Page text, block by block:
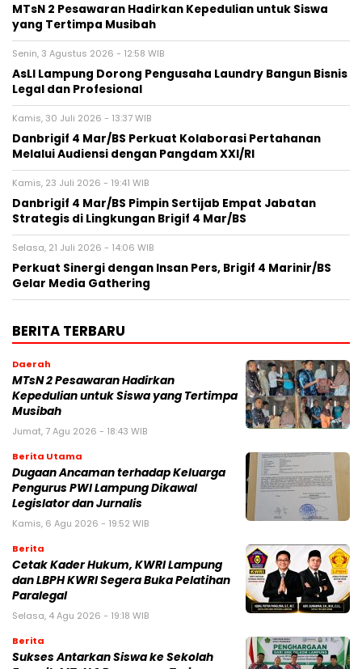
MTsN 2 Pesawaran Hadirkan Kepedulian untuk Siswa
yang Tertimpa Musibah
Senin, 3 Agustus 2026 - 12:58 WIB
AsLI Lampung Dorong Pengusaha Laundry Bangun Bisnis
Legal dan Profesional
Kamis, 30 Juli 2026 - 13:37 WIB
Danbrigif 4 Mar/BS Perkuat Kolaborasi Pertahanan
Melalui Audiensi dengan Pangdam XXI/RI
Kamis, 23 Juli 2026 - 19:41 WIB
Danbrigif 4 Mar/BS Pimpin Sertijab Empat Jabatan
Strategis di Lingkungan Brigif 4 Mar/BS
Selasa, 21 Juli 2026 - 14:06 WIB
Perkuat Sinergi dengan Insan Pers, Brigif 4 Marinir/BS
Gelar Media Gathering
BERITA TERBARU
Daerah
MTsN 2 Pesawaran Hadirkan
Kepedulian untuk Siswa yang Tertimpa
Musibah
Jumat, 7 Agu 2026 - 18:43 WIB
Berita Utama
Dugaan Ancaman terhadap Keluarga
Pengurus PWI Lampung Dikawal
Legislator dan Jurnalis
Kamis, 6 Agu 2026 - 19:52 WIB
Berita
Cetak Kader Hukum, KWRI Lampung
dan LBPH KWRI Segera Buka Pelatihan
Paralegal
Selasa, 4 Agu 2026 - 19:18 WIB
Berita
Sukses Antarkan Siswa ke Sekolah